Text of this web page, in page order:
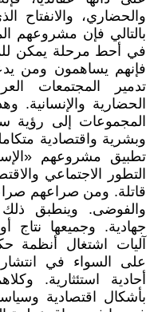
والحضاري، والانفتاح
بالتالي فإن مشروعهم
في أحط مرحلة يمكن
فإنهم يساهمون ومن
تدمير المجتمعات
الحضارية والإنسانية.
المجموعات إلى رؤية
وبشرية واقتصادية
تطبيق مشروعهم
التطور الاجتماعي
قاتلة. ومن صراعهم
والفوضى. وينطبق
جهادية. وجميعها نتاج
آليات اشتغال
على السواء في انتشار
أحادية استئثارية.
بأشكال اقتصادية